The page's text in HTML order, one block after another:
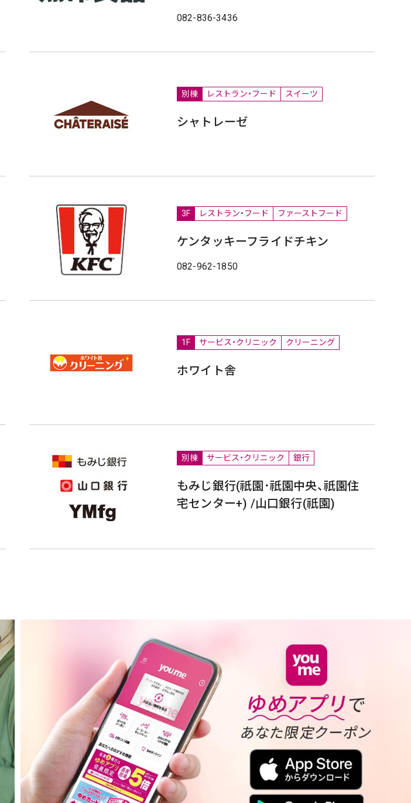
082-836-3436
別棟 レストラン・フード スイーツ
シャトレーゼ
3F レストラン・フード ファーストフード
ケンタッキーフライドチキン
082-962-1850
1F サービス・クリニック クリーニング
ホワイト舎
別棟 サービス・クリニック 銀行
もみじ銀行(祇園･祇園中央、祇園住
宅センター+) /山口銀行(祇園)